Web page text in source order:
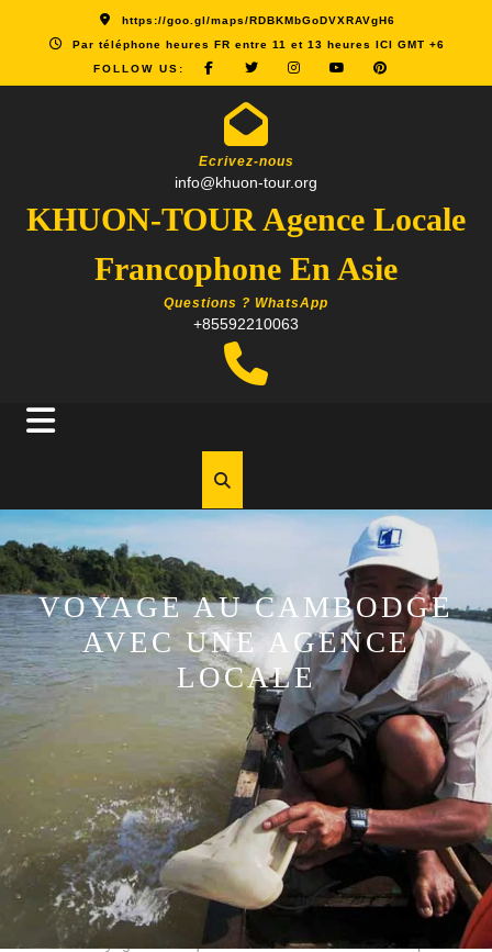
https://goo.gl/maps/RDBKMbGoDVXRAVgH6
Par téléphone heures FR entre 11 et 13 heures ICI GMT +6
FOLLOW US:
Ecrivez-nous
info@khuon-tour.org
KHUON-TOUR Agence Locale
Francophone En Asie
Questions ? WhatsApp
+85592210063
Button
VOYAGE AU CAMBODGE
AVEC UNE AGENCE
LOCALE
11 décembre, 2025 cmoileboss 0 Comments
1 category
Le Cambodge, un pays riche en histoire et en culture, attire de
nombreux voyageurs chaque année. Si vous souhaitez explorer ce